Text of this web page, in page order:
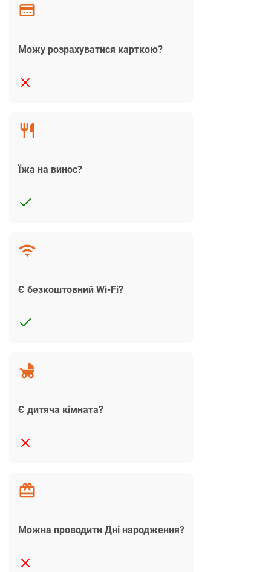
Можу розрахуватися карткою?
Їжа на винос?
Є безкоштовний Wi-Fi?
Є дитяча кімната?
Можна проводити Дні народження?